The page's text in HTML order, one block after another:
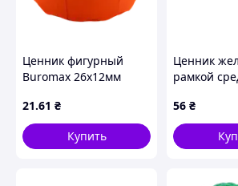
Ценник фигурный
Buromax 26х12мм
намотка оранжевый
(BM.282202-11)
21.61 ₴
Купить
Ценник
рамкой
56 ₴